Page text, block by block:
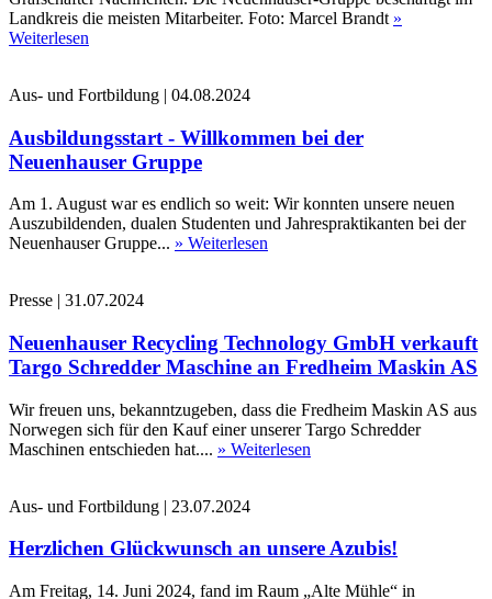
Landkreis die meisten Mitarbeiter. Foto: Marcel Brandt »
Weiterlesen
Aus- und Fortbildung | 04.08.2024
Ausbildungsstart - Willkommen bei der
Neuenhauser Gruppe
Am 1. August war es endlich so weit: Wir konnten unsere neuen
Auszubildenden, dualen Studenten und Jahrespraktikanten bei der
Neuenhauser Gruppe... » Weiterlesen
Presse | 31.07.2024
Neuenhauser Recycling Technology GmbH verkauft
Targo Schredder Maschine an Fredheim Maskin AS
Wir freuen uns, bekanntzugeben, dass die Fredheim Maskin AS aus
Norwegen sich für den Kauf einer unserer Targo Schredder
Maschinen entschieden hat.... » Weiterlesen
Aus- und Fortbildung | 23.07.2024
Herzlichen Glückwunsch an unsere Azubis!
Am Freitag, 14. Juni 2024, fand im Raum „Alte Mühle“ in